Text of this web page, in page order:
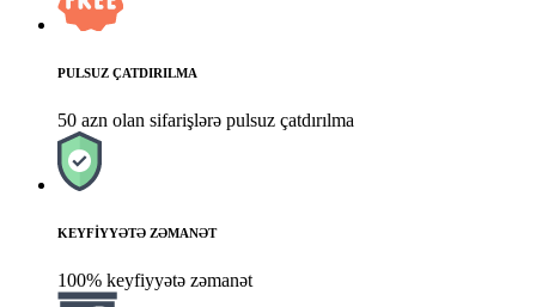
PULSUZ ÇATDIRILMA
50 azn olan sifarişlərə pulsuz çatdırılma
KEYFİYYƏTƏ ZƏMANƏT
100% keyfiyyətə zəmanət